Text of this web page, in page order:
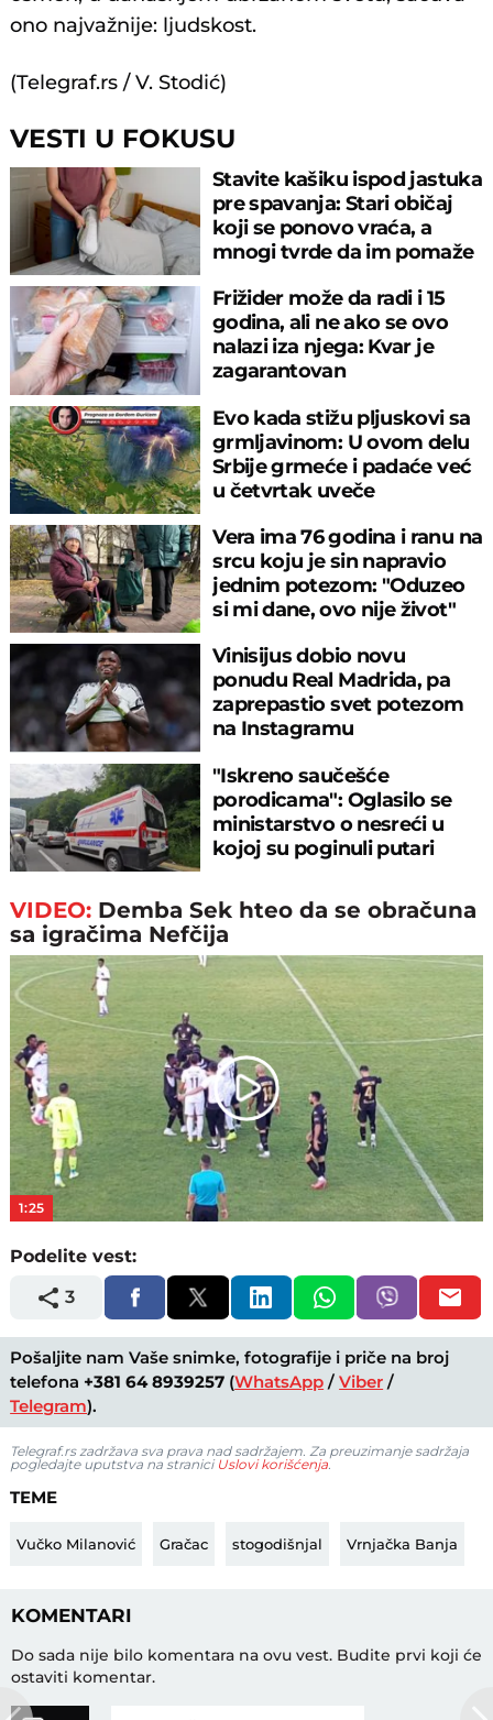
ono najvažnije: ljudskost.
(Telegraf.rs / V. Stodić)
VESTI U FOKUSU
Stavite kašiku ispod jastuka
pre spavanja: Stari običaj
koji se ponovo vraća, a
mnogi tvrde da im pomaže
Frižider može da radi i 15
godina, ali ne ako se ovo
nalazi iza njega: Kvar je
zagarantovan
Evo kada stižu pljuskovi sa
grmljavinom: U ovom delu
Srbije grmeće i padaće već
u četvrtak uveče
Vera ima 76 godina i ranu na
srcu koju je sin napravio
jednim potezom: "Oduzeo
si mi dane, ovo nije život"
Vinisijus dobio novu
ponudu Real Madrida, pa
zaprepastio svet potezom
na Instagramu
"Iskreno saučešće
porodicama": Oglasilo se
ministarstvo o nesreći u
kojoj su poginuli putari
VIDEO: Demba Sek hteo da se obračuna
sa igračima Nefčija
Play
Video
1:25
Podelite vest:
3
Pošaljite nam Vaše snimke, fotografije i priče na broj
telefona +381 64 8939257 (WhatsApp /Viber /
Telegram).
Telegraf.rs zadržava sva prava nad sadržajem. Za preuzimanje sadržaja
pogledajte uputstva na stranici Uslovi korišćenja.
TEME
Vučko Milanović Gračac stogodišnjal Vrnjačka Banja
KOMENTARI
Do sada nije bilo komentara na ovu vest. Budite prvi koji će
ostaviti komentar.